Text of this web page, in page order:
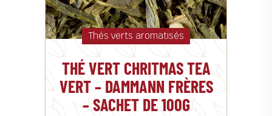
Thés verts aromatisés
THÉ VERT CHRITMAS TEA
VERT – DAMMANN FRÈRES
– SACHET DE 100G